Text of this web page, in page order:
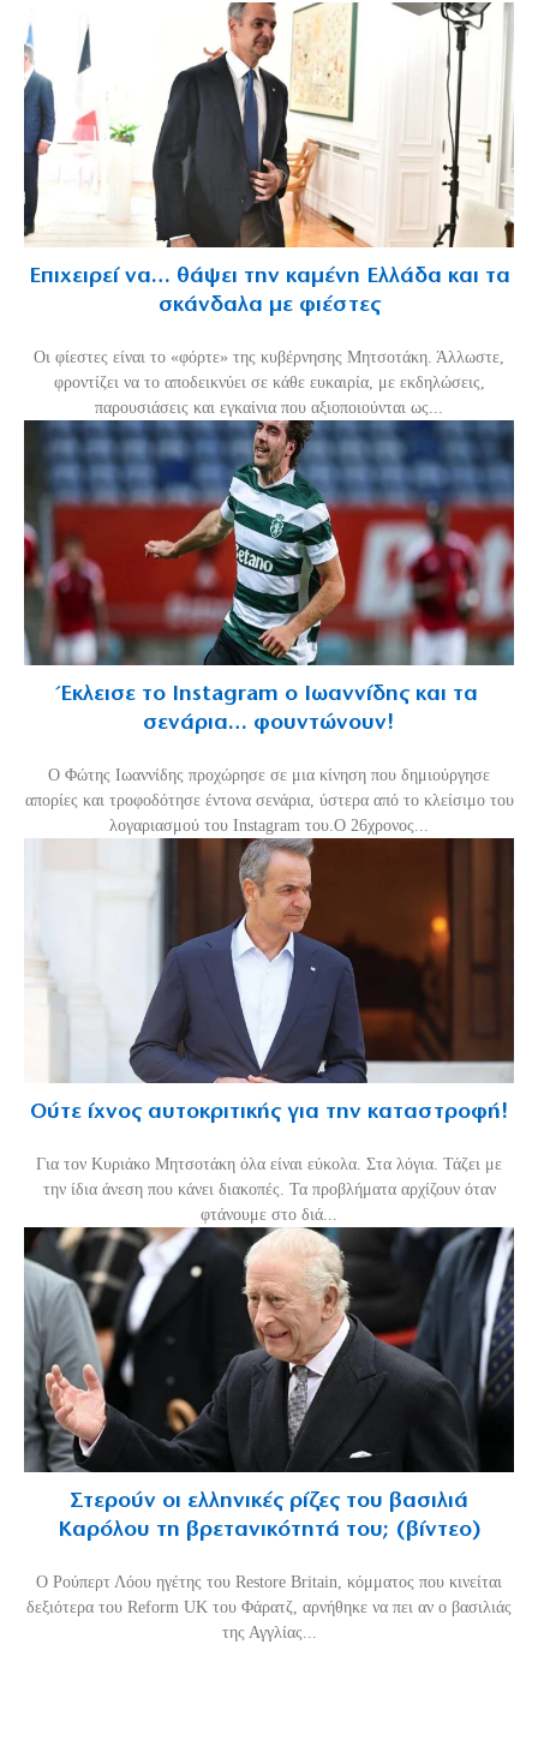
Επιχειρεί να… θάψει την καμένη Ελλάδα και τα
σκάνδαλα με φιέστες
Οι φίεστες είναι το «φόρτε» της κυβέρνησης Μητσοτάκη. Άλλωστε,
φροντίζει να το αποδεικνύει σε κάθε ευκαιρία, με εκδηλώσεις,
παρουσιάσεις και εγκαίνια που αξιοποιούνται ως...
Έκλεισε το Instagram ο Ιωαννίδης και τα
σενάρια… φουντώνουν!
Ο Φώτης Ιωαννίδης προχώρησε σε μια κίνηση που δημιούργησε
απορίες και τροφοδότησε έντονα σενάρια, ύστερα από το κλείσιμο του
λογαριασμού του Instagram του.Ο 26χρονος...
Ούτε ίχνος αυτοκριτικής για την καταστροφή!
Για τον Κυριάκο Μητσοτάκη όλα είναι εύκολα. Στα λόγια. Τάζει με
την ίδια άνεση που κάνει διακοπές. Τα προβλήματα αρχίζουν όταν
φτάνουμε στο διά...
Στερούν οι ελληνικές ρίζες του βασιλιά
Καρόλου τη βρετανικότητά του; (βίντεο)
O Ρούπερτ Λόου ηγέτης του Restore Britain, κόμματος που κινείται
δεξιότερα του Reform UK του Φάρατζ, αρνήθηκε να πει αν ο βασιλιάς
της Αγγλίας...